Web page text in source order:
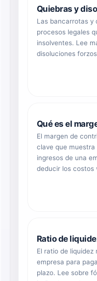
Quiebras y
Las bancarrotas y
procesos legales
insolventes. Lee
disoluciones
Qué es el
El margen de
clave que
ingresos de una
deducir los costos
Ratio de
El ratio de
empresa para
plazo. Lee sobre